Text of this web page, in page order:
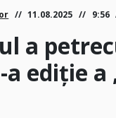
11.08.2025 9:56
a
a ediție